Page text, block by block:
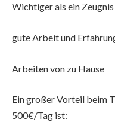
Wichtiger als ein
gute Arbeit und
Arbeiten von zu Hause
Ein großer Vorteil beim
500€/Tag ist: